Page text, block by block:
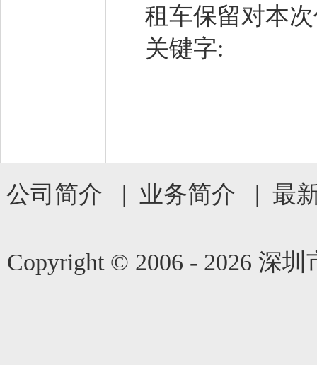
租车保留对本
关键字:
公司简介 | 业务简介 | 最
Copyright © 2006 - 2026 深圳